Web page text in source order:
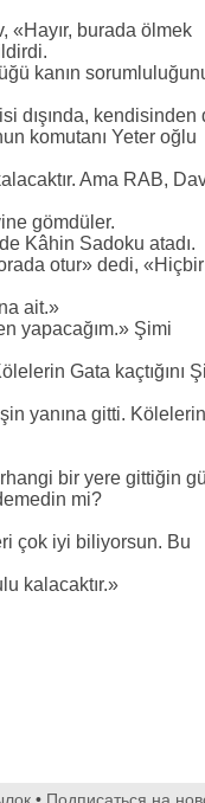
«Hayır, burada ölmek
kanın
dışında, kendisinden
komutanı Yeter oğlu
Ama RAB,
gömdüler.
Kâhin Sadoku atadı.
otur» dedi,
ait.»
yapacağım.» Şimi
Gata kaçtığını
yanına gitti.
bir yere gittiğin
mi?
çok iyi biliyorsun. Bu
kalacaktır.»